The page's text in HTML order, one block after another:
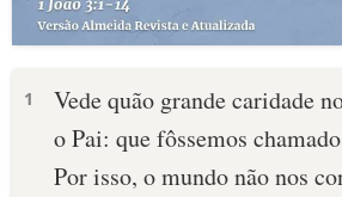
1
Vede quão grande caridade
o Pai: que fôssemos
Por isso, o mundo não nos